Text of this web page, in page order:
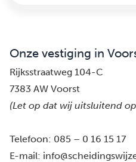
Onze vestiging in
Rijksstraatweg 104-C
7383 AW Voorst
(Let op dat wij uitsluitend
Telefoon: 085 – 0 16 15 17
E-mail: